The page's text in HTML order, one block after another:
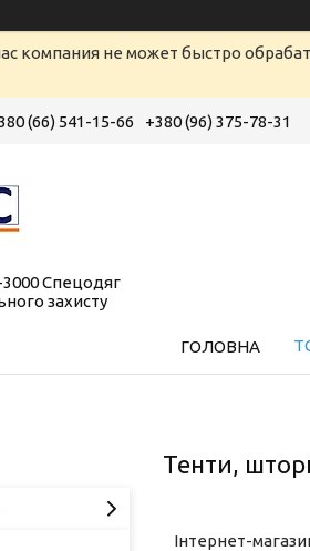
компания не может быстро
(66) 541-15-66 +380 (96) 375-78-31
Спецодяг
захисту
ГОЛОВНА
Тенти,
Інтернет-